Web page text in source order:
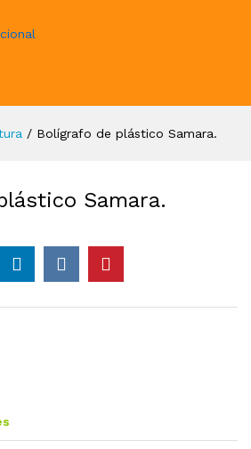
/ Bolígrafo de plástico Samara.
Samara.